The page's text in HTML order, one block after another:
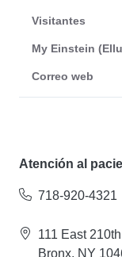
Visitantes
My Einstein
Correo web
Atención al
718-920-4321
111 East
Bronx, NY